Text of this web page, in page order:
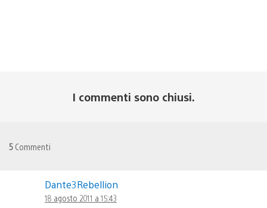
I commenti sono chiusi.
5 Commenti
Dante3Rebellion
18 agosto 2011 a 15:43